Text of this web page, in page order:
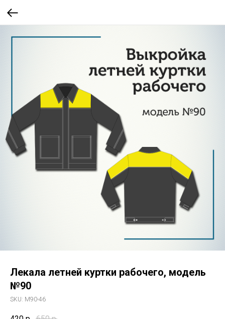
Лекала летней куртки рабочего, модель
№90
SKU: M90-46